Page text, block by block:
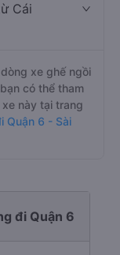
Cái
xe ghế ngồi
có thể tham
này tại trang
Quận 6 - Sài
đi Quận 6